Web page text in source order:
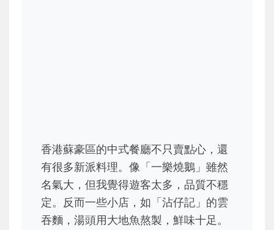
香港蘇豪區的中式餐廳不只賣點心，還
有很多新派料理。像「一樂燒鵝」雖然
名氣大，但我覺得遊客太多，品質不穩
定。反而一些小店，如「沾仔記」的雲
吞麵，湯頭用大地魚熬製，鮮味十足。